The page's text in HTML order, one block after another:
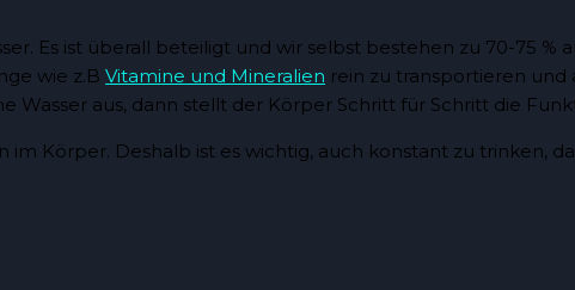
Es ist überall beteiligt und wir selbst bestehen zu 70-75 %
wie z.B Vitamine und Mineralien rein zu transportieren und
aus, dann stellt der Körper Schritt für Schritt die
Körper. Deshalb ist es wichtig, auch konstant zu trinken,